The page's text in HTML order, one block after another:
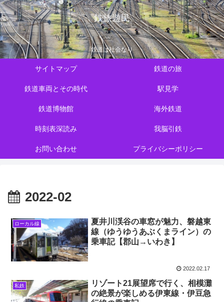
鉄旅遊民
鉄道は社会なり
サイトマップ 鉄道の旅
鉄道車両とその時代 駅見学
鉄道博物館 海外鉄道
時刻表深読み 我脳引鉄
お問い合わせ プライバシーポリシー
2022-02
ローカル線
夏井川渓谷の車窓が魅力、磐越東
線（ゆうゆうあぶくまライン）の
乗車記【郡山→いわき】
2022.02.17
私鉄
リゾート21展望席で行く、相模灘
の絶景が楽しめる伊東線・伊豆急